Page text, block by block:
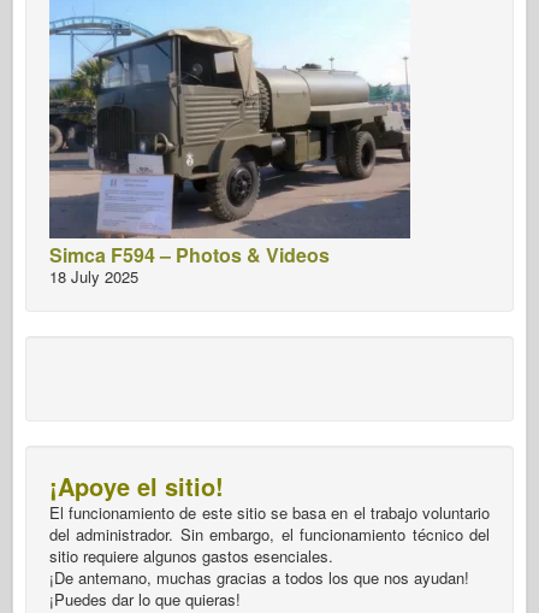
Simca F594 – Photos & Videos
18 July 2025
¡Apoye el sitio!
El funcionamiento de este sitio se basa en el trabajo voluntario
del administrador. Sin embargo, el funcionamiento técnico del
sitio requiere algunos gastos esenciales.
¡De antemano, muchas gracias a todos los que nos ayudan!
¡Puedes dar lo que quieras!